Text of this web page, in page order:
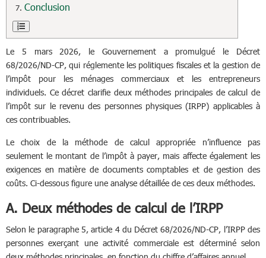
Conclusion
Le 5 mars 2026, le Gouvernement a promulgué le Décret
68/2026/ND-CP, qui réglemente les politiques fiscales et la gestion de
l’impôt pour les ménages commerciaux et les entrepreneurs
individuels. Ce décret clarifie deux méthodes principales de calcul de
l’impôt sur le revenu des personnes physiques (IRPP) applicables à
ces contribuables.
Le choix de la méthode de calcul appropriée n’influence pas
seulement le montant de l’impôt à payer, mais affecte également les
exigences en matière de documents comptables et de gestion des
coûts. Ci-dessous figure une analyse détaillée de ces deux méthodes.
A. Deux méthodes de calcul de l’IRPP
Selon le paragraphe 5, article 4 du Décret 68/2026/ND-CP, l’IRPP des
personnes exerçant une activité commerciale est déterminé selon